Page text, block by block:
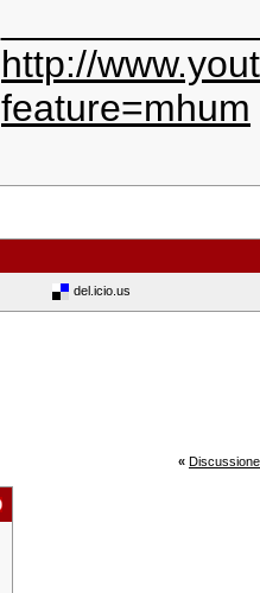
http://
feature=mhum
del.icio.us
«